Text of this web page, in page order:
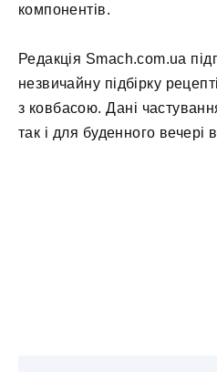
компонентів.
Редакція Smach.com.ua
незвичайну підбірку
з ковбасою. Дані
так і для буденного вечері